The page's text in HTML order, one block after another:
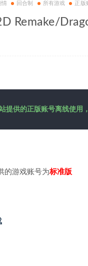
情 回合制 所有游戏 正版
Remake/
的游戏账号为标准版